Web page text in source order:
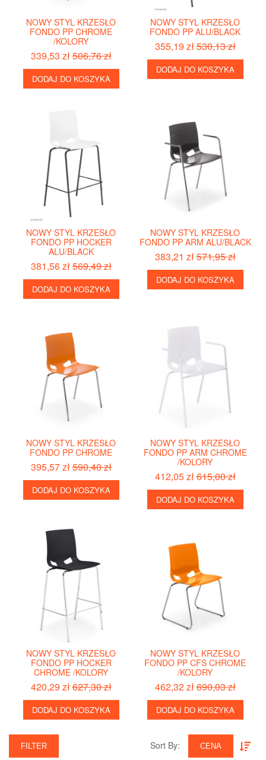
NOWY STYL KRZESŁO
FONDO PP CHROME
/KOLORY
339,53 zł506,76 zł
DODAJ DO KOSZYKA
NOWY STYL KRZESŁO
FONDO PP ALU/BLACK
355,19 zł530,13 zł
DODAJ DO KOSZYKA
NOWY STYL KRZESŁO
FONDO PP HOCKER
ALU/BLACK
381,56 zł569,49 zł
DODAJ DO KOSZYKA
NOWY STYL KRZESŁO
FONDO PP ARM ALU/BLACK
383,21 zł571,95 zł
DODAJ DO KOSZYKA
NOWY STYL KRZESŁO
FONDO PP CHROME
395,57 zł590,40 zł
DODAJ DO KOSZYKA
NOWY STYL KRZESŁO
FONDO PP ARM CHROME
/KOLORY
412,05 zł615,00 zł
DODAJ DO KOSZYKA
NOWY STYL KRZESŁO
FONDO PP HOCKER
CHROME /KOLORY
420,29 zł627,30 zł
DODAJ DO KOSZYKA
NOWY STYL KRZESŁO
FONDO PP CFS CHROME
/KOLORY
462,32 zł690,03 zł
DODAJ DO KOSZYKA
FILTER Sort By:‎ CENA